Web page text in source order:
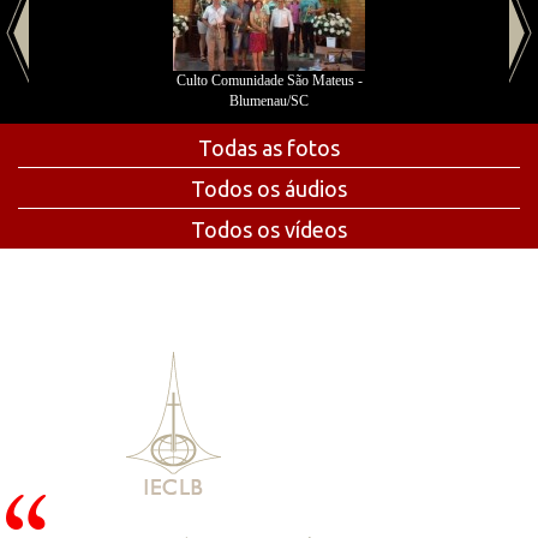
Culto Comunidade São Mateus -
Blumenau/SC
Todas as fotos
Todos os áudios
Todos os vídeos